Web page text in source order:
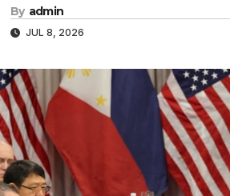
By admin
JUL 8, 2026